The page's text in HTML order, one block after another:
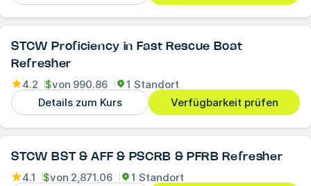
STCW Proficiency in Fast Rescue Boat
Refresher
4.2 $von 990.86
1 Standort
Details zum Kurs
Verfügbarkeit prüfen
STCW BST & AFF & PSCRB & PFRB Refresher
4.1 $von 2,871.06
1 Standort